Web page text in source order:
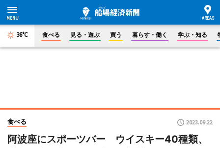
36°C 食べる 見る・遊ぶ 買う 暮らす・働く 学ぶ・知る
食べる 2023.09.22
阿波座にスポーツバー ウイスキー40種類、